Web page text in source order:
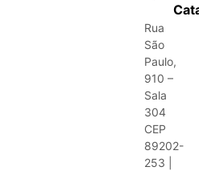
Rua
São
Paulo,
910 –
Sala
304
CEP
89202-
253 |